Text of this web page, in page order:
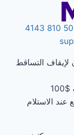
التساقط
عند الاستلام